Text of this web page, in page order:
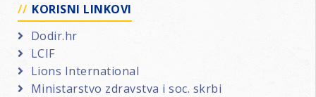
KORISNI LINKOVI
Dodir.hr
LCIF
Lions International
Ministarstvo zdravstva i soc. skrbi